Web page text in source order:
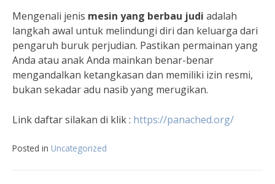
Mengenali jenis mesin yang berbau judi adalah
langkah awal untuk melindungi diri dan keluarga dari
pengaruh buruk perjudian. Pastikan permainan yang
Anda atau anak Anda mainkan benar-benar
mengandalkan ketangkasan dan memiliki izin resmi,
bukan sekadar adu nasib yang merugikan.
Link daftar silakan di klik : https://panached.org/
Posted in Uncategorized